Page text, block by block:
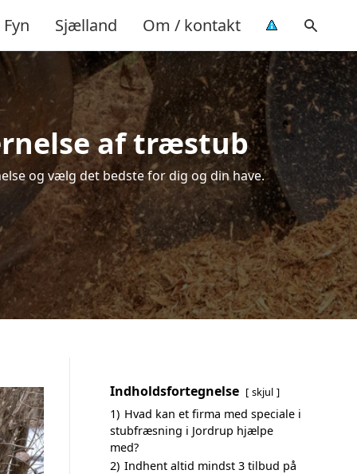
Fyn Sjælland Om / kontakt
af træstub
og vælg det bedste for dig og din have.
Indholdsfortegnelse skjul
1) Hvad kan et firma med speciale i
stubfræsning i Jordrup hjælpe
med?
2) Indhent altid mindst 3 tilbud på